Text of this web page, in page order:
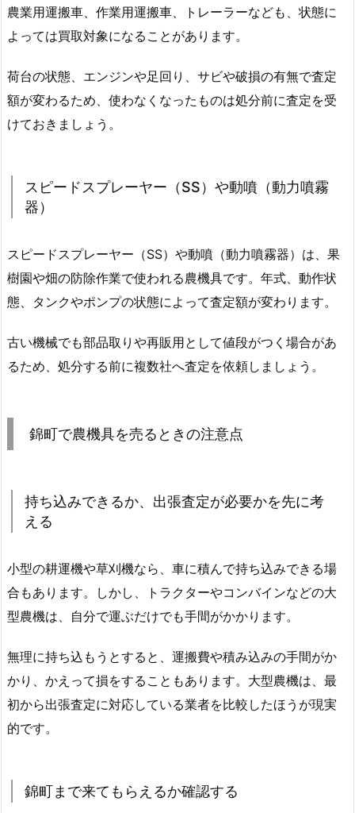
農業用運搬車、作業用運搬車、トレーラーなども、状態に
よっては買取対象になることがあります。
荷台の状態、エンジンや足回り、サビや破損の有無で査定
額が変わるため、使わなくなったものは処分前に査定を受
けておきましょう。
スピードスプレーヤー（SS）や動噴（動力噴霧
器）
スピードスプレーヤー（SS）や動噴（動力噴霧器）は、果
樹園や畑の防除作業で使われる農機具です。年式、動作状
態、タンクやポンプの状態によって査定額が変わります。
古い機械でも部品取りや再販用として値段がつく場合があ
るため、処分する前に複数社へ査定を依頼しましょう。
錦町で農機具を売るときの注意点
持ち込みできるか、出張査定が必要かを先に考
える
小型の耕運機や草刈機なら、車に積んで持ち込みできる場
合もあります。しかし、トラクターやコンバインなどの大
型農機は、自分で運ぶだけでも手間がかかります。
無理に持ち込もうとすると、運搬費や積み込みの手間がか
かり、かえって損をすることもあります。大型農機は、最
初から出張査定に対応している業者を比較したほうが現実
的です。
錦町まで来てもらえるか確認する